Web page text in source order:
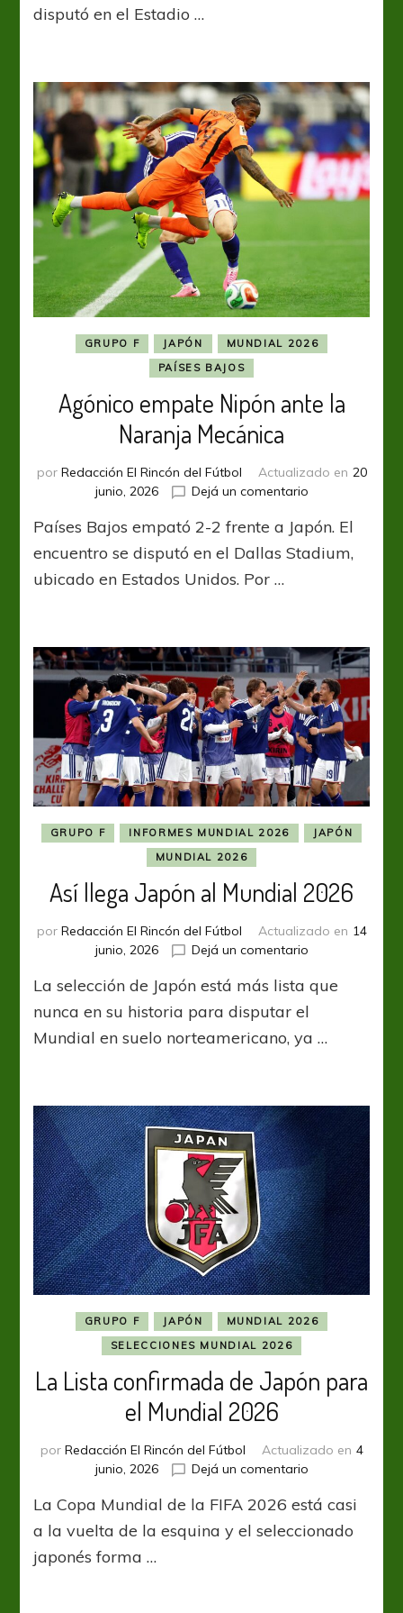
disputó en el Estadio …
GRUPO F JAPÓN
MUNDIAL 2026
PAÍSES BAJOS
Agónico empate Nipón ante la
Naranja Mecánica
por Redacción El Rincón del Fútbol Actualizado en 20
junio, 2026
Dejá un comentarioen
empate
Nipón
Países Bajos empató 2-2 frente a Japón. El
encuentro se disputó en el Dallas Stadium,
ubicado en Estados Unidos. Por …
GRUPO F INFORMES MUNDIAL 2026
JAPÓN
MUNDIAL 2026
Así llega Japón al Mundial 2026
por Redacción El Rincón del Fútbol Actualizado en 14
junio, 2026
Dejá un comentarioen
llega
Japón
Mundial
La selección de Japón está más lista que
nunca en su historia para disputar el
Mundial en suelo norteamericano, ya …
GRUPO F JAPÓN
MUNDIAL 2026
SELECCIONES MUNDIAL 2026
La Lista confirmada de Japón para
el Mundial 2026
por Redacción El Rincón del Fútbol Actualizado en 4
junio, 2026
Dejá un comentarioen
Lista
confirmada
La Copa Mundial de la FIFA 2026 está casi
a la vuelta de la esquina y el seleccionado
japonés forma …